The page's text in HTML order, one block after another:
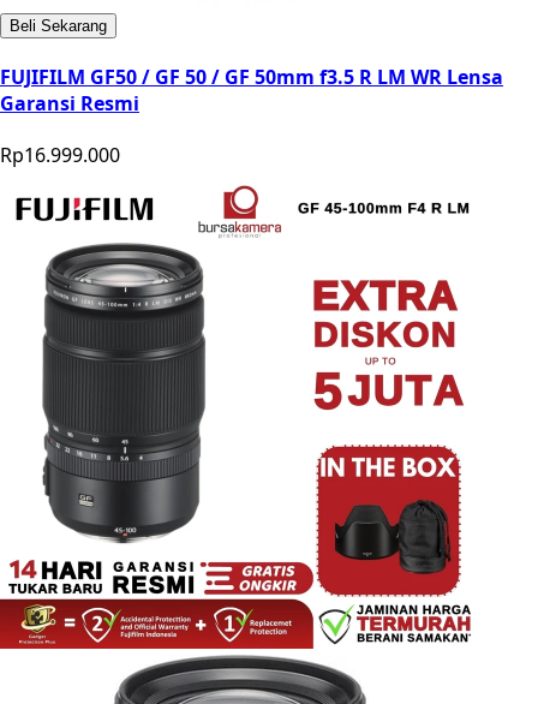
Beli Sekarang
FUJIFILM GF50 / GF 50 / GF 50mm f3.5 R LM WR Lensa
Garansi Resmi
Rp16.999.000